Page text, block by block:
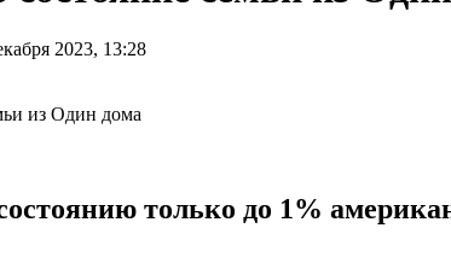
2023, 13:28
только до 1%